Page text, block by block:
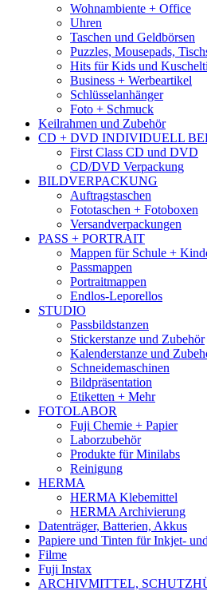
Wohnambiente + Office
Uhren
Taschen und Geldbörsen
Puzzles, Mousepads,
Hits für Kids und
Business + Werbeartikel
Schlüsselanhänger
Foto + Schmuck
Keilrahmen und Zubehör
CD + DVD INDIVIDUELL
First Class CD und DVD
CD/DVD Verpackung
BILDVERPACKUNG
Auftragstaschen
Fototaschen + Fotoboxen
Versandverpackungen
PASS + PORTRAIT
Mappen für Schule +
Passmappen
Portraitmappen
Endlos-Leporellos
STUDIO
Passbildstanzen
Stickerstanze und Zubehör
Kalenderstanze und
Schneidemaschinen
Bildpräsentation
Etiketten + Mehr
FOTOLABOR
Fuji Chemie + Papier
Laborzubehör
Produkte für Minilabs
Reinigung
HERMA
HERMA Klebemittel
HERMA Archivierung
Datenträger, Batterien, Akkus
Papiere und Tinten für Inkjet-
Filme
Fuji Instax
ARCHIVMITTEL,